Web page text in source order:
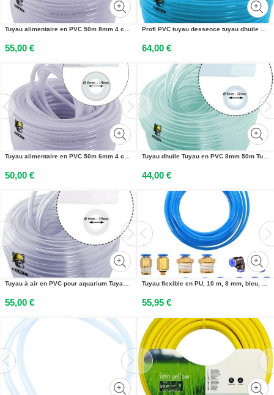
Tuyau alimentaire en PVC 50m 8mm 4 couches Tuyau deau Tuyau dair Tuyau technique
55,00 €
Profi PVC tuyau dessence tuyau dhuile 12mm 50m 4-couches tuyau de carburant tuyau deau
64,00 €
Tuyau alimentaire en PVC 50m 6mm 4 couches Tuyau deau Tuyau dair Tuyau technique
50,00 €
Tuyau dhuile Tuyau en PVC 8mm 50m Tuyau dessence Tuyau de carburant Tuyau deau Tuyau dair
44,00 €
Tuyau à air en PVC pour aquarium Tuyau à eau 50m 10mm transparent alimentaire
55,00 €
Tuyau flexible en PU, 10 m, 8 mm, bleu, avec raccords dair de 4 mm
55,95 €